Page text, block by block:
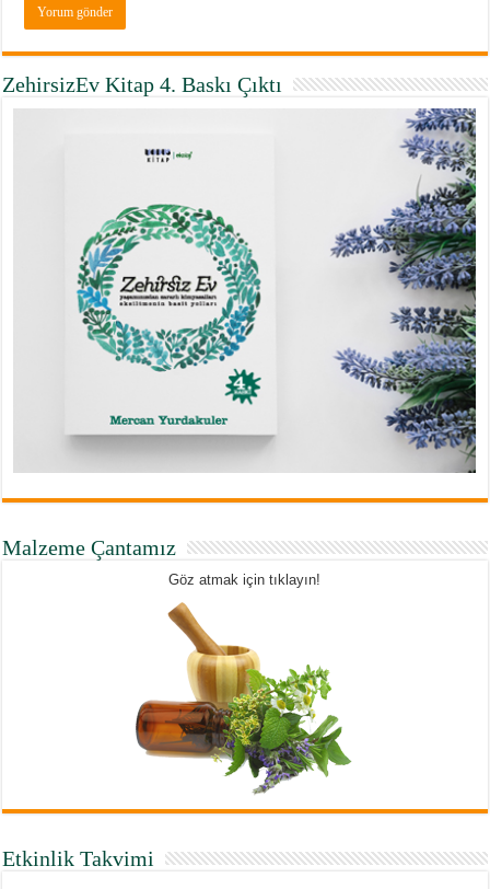
ZehirsizEv Kitap 4. Baskı Çıktı
Malzeme Çantamız
Göz atmak için tıklayın!
Etkinlik Takvimi